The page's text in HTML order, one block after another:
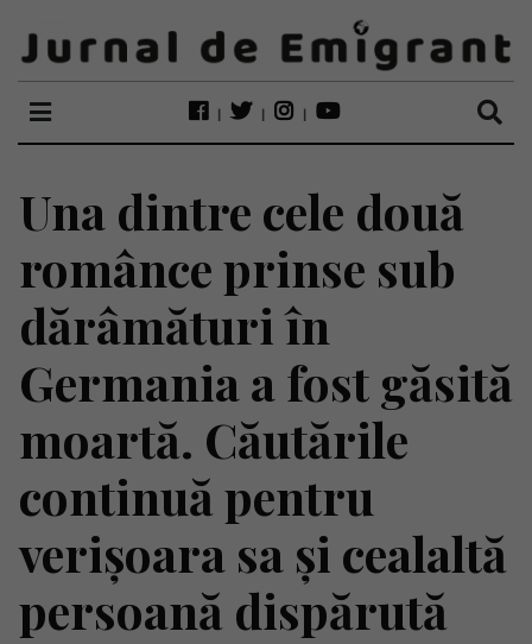
Una dintre cele două
românce prinse sub
dărâmături în
Germania a fost găsită
moartă. Căutările
continuă pentru
verișoara sa și cealaltă
persoană dispărută